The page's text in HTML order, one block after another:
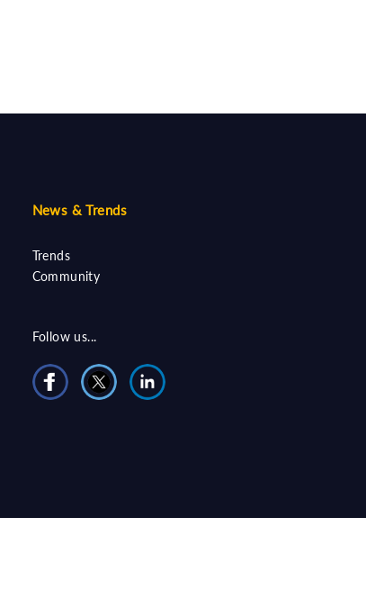
News & Trends
Trends
Community
Follow us...